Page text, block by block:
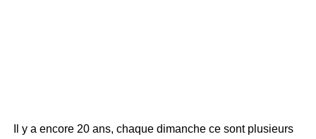
Il y a encore 20 ans, chaque dimanche ce sont plusieurs